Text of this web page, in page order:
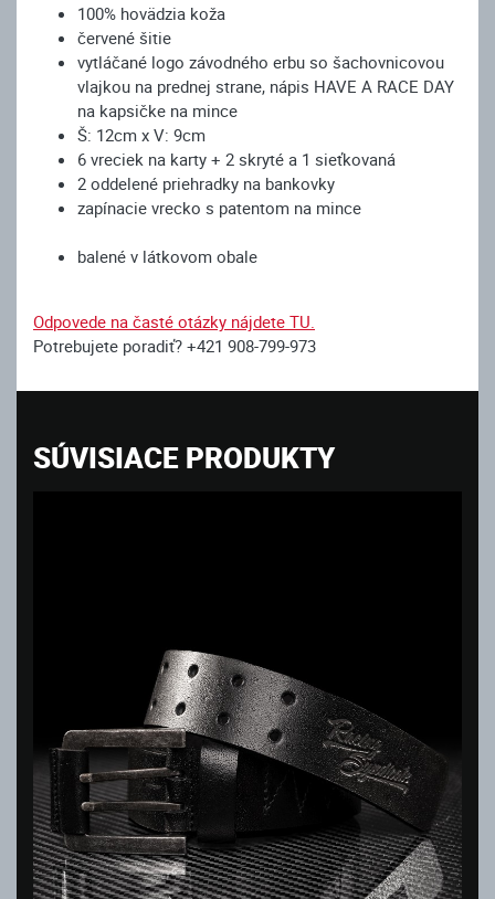
100% hovädzia koža
červené šitie
vytláčané logo závodného erbu so šachovnicovou
vlajkou na prednej strane, nápis HAVE A RACE DAY
na kapsičke na mince
Š: 12cm x V: 9cm
6 vreciek na karty + 2 skryté a 1 sieťkovaná
2 oddelené priehradky na bankovky
zapínacie vrecko s patentom na mince
balené v látkovom obale
Odpovede na časté otázky nájdete TU.
Potrebujete poradiť? +421 908-799-973
SÚVISIACE PRODUKTY